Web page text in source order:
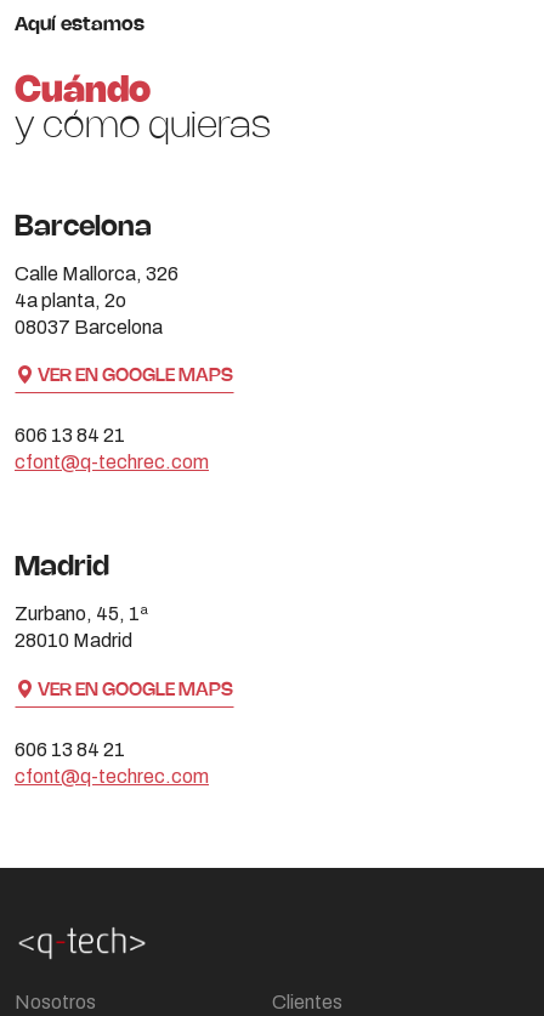
Aquí estamos
Cuándo
y cómo quieras
Barcelona
Calle Mallorca, 326
4a planta, 2o
08037 Barcelona
VER EN GOOGLE MAPS
606 13 84 21
cfont@q-techrec.com
Madrid
Zurbano, 45, 1ª
28010 Madrid
VER EN GOOGLE MAPS
606 13 84 21
cfont@q-techrec.com
Nosotros
Clientes